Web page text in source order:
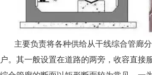
主要负责将各种供给从干线综合管廊
户。其一般设置在道路的两旁，收容直接